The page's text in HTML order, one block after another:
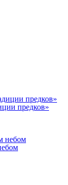
предков»